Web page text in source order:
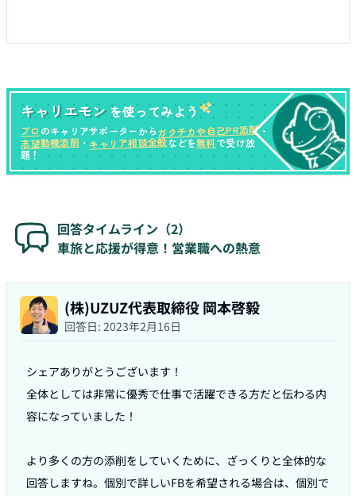
キャリエモン を使ってみよう
プロ のキャリアサポーターからガクチカや自己PR添削・
志望動機添削 ・キャリア相談全般などを無料で受け放
題！
回答タイムライン（2）
車旅と応援が得意！営業職への熱意
(株)UZUZ代表取締役 岡本啓毅
回答日: 2023年2月16日
シェアありがとうございます！
全体としては非常に優秀で仕事で活躍できる方だと伝わる内
容になっていました！
より多くの方の添削をしていくために、ざっくりと全体的な
回答しますね。個別で詳しいFBを希望される場合は、個別で